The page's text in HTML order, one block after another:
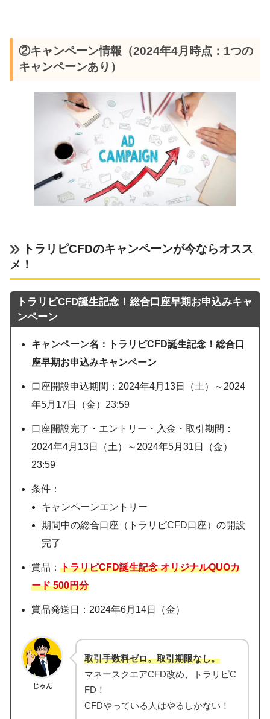
②キャンペーン情報（2024年4月時点：1つの
キャンペーンあり）
トラリピCFDのキャンペーンが今ならオスス
メ！
トラリピCFD誕生記念！総合口座早期お申込みキャ
ンペーン
キャンペーン名：トラリピCFD誕生記念！総合口
座早期お申込みキャンペーン
口座開設申込期間：2024年4月13日（土）～2024
年5月17日（金）23:59
口座開設完了・エントリー・入金・取引期間：
2024年4月13日（土）～2024年5月31日（金）
23:59
条件：
キャンペーンエントリー
期間中の総合口座（トラリピCFD口座）の開設
完了
賞品：トラリピCFD誕生記念 オリジナルQUOカ
ード 500円分
賞品発送日：2024年6月14日（金）
じゃん
取引手数料ゼロ。取引期限なし。
マネースクエアCFD改め、トラリピC
FD！
CFDやっている人はやるしかない！